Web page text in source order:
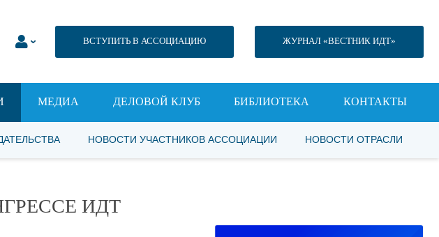
ВСТУПИТЬ В АССОЦИАЦИЮ ЖУРНАЛ «ВЕСТНИК ИДТ»
МЕДИА ДЕЛОВОЙ КЛУБ БИБЛИОТЕКА КОНТАКТЫ
НОВОСТИ УЧАСТНИКОВ АССОЦИАЦИИ НОВОСТИ ОТРАСЛИ
ИДТ